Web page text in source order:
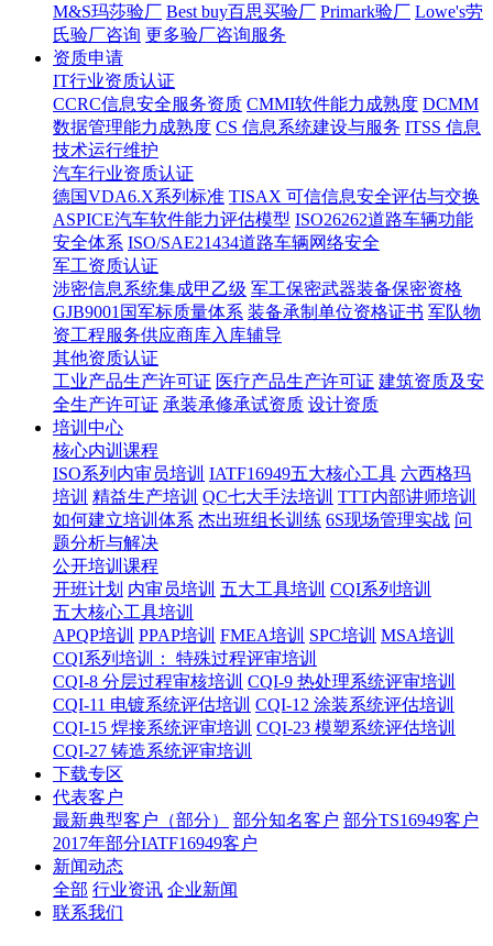
M&S玛莎验厂 Best buy百思买验厂 Primark验厂 Lowe's劳
氏验厂咨询 更多验厂咨询服务
资质申请
IT行业资质认证
CCRC信息安全服务资质 CMMI软件能力成熟度 DCMM
数据管理能力成熟度 CS 信息系统建设与服务 ITSS 信息
技术运行维护
汽车行业资质认证
德国VDA6.X系列标准 TISAX 可信信息安全评估与交换
ASPICE汽车软件能力评估模型 ISO26262道路车辆功能
安全体系 ISO/SAE21434道路车辆网络安全
军工资质认证
涉密信息系统集成甲乙级 军工保密武器装备保密资格
GJB9001国军标质量体系 装备承制单位资格证书 军队物
资工程服务供应商库入库辅导
其他资质认证
工业产品生产许可证 医疗产品生产许可证 建筑资质及安
全生产许可证 承装承修承试资质 设计资质
培训中心
核心内训课程
ISO系列内审员培训 IATF16949五大核心工具 六西格玛
培训 精益生产培训 QC七大手法培训 TTT内部讲师培训
如何建立培训体系 杰出班组长训练 6S现场管理实战 问
题分析与解决
公开培训课程
开班计划 内审员培训 五大工具培训 CQI系列培训
五大核心工具培训
APQP培训 PPAP培训 FMEA培训 SPC培训 MSA培训
CQI系列培训： 特殊过程评审培训
CQI-8 分层过程审核培训 CQI-9 热处理系统评审培训
CQI-11 电镀系统评估培训 CQI-12 涂装系统评估培训
CQI-15 焊接系统评审培训 CQI-23 模塑系统评估培训
CQI-27 铸造系统评审培训
下载专区
代表客户
最新典型客户（部分）
部分知名客户 部分TS16949客户
2017年部分IATF16949客户
新闻动态
全部 行业资讯 企业新闻
联系我们